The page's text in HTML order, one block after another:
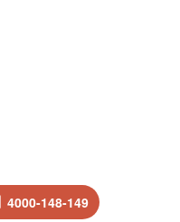
4000-148-149